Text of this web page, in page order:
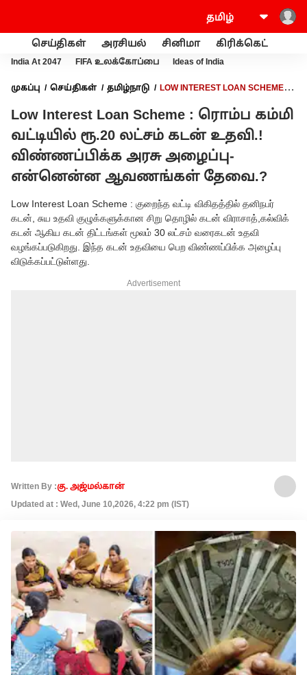
செய்திகள் அரசியல் சினிமா கிரிக்கெட்
India At 2047 FIFA உலக்கோப்பை Ideas of India
முகப்பு செய்திகள் தமிழ்நாடு
LOW INTEREST LOAN SCHEME :
அரசு அழைப்பு- என்னென்ன ஆவணங்கள் தேவை.?
Low Interest Loan Scheme : ரொம்ப கம்மி
வட்டியில் ரூ.20 லட்சம் கடன் உதவி.!
விண்ணப்பிக்க அரசு அழைப்பு-
என்னென்ன ஆவணங்கள் தேவை.?
Low Interest Loan Scheme : குறைந்த வட்டி விகிதத்தில் தனிநபர்
கடன், சுய உதவி குழுக்களுக்கான சிறு தொழில் கடன் விராசாத்,கல்விக்
கடன் ஆகிய கடன் திட்டங்கள் மூலம் 30 லட்சம் வரைகடன் உதவி
வழங்கப்படுகிறது. இந்த கடன் உதவியை பெற விண்ணப்பிக்க அழைப்பு
விடுக்கப்பட்டுள்ளது.
Advertisement
Written By :கு. அஜ்மல்கான்
Updated at : Wed, June 10,2026, 4:22 pm (IST)